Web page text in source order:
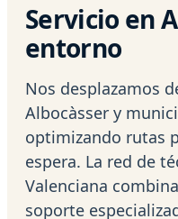
Servicio en
entorno
Nos desplazamos
Albocàsser y
optimizando rutas
espera. La red de
Valenciana
soporte